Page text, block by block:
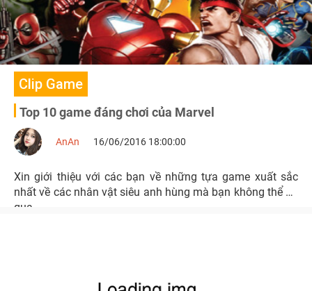
Clip Game
Top 10 game đáng chơi của Marvel
AnAn 16/06/2016 18:00:00
Xin giới thiệu với các bạn về những tựa game xuất sắc
nhất về các nhân vật siêu anh hùng mà bạn không thể bỏ
qua